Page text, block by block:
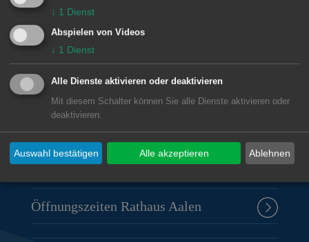
Unsere Anschrift
Rathaus Aalen
Marktplatz 30
73430Aalen
07361 52-0
presseamt@aalen.de
Öffnungszeiten Rathaus Aalen
↓ 1 Dienst
Abspielen von Videos
↓ 1 Dienst
Alle Dienste aktivieren oder deaktivieren
Mit diesem Schalter können Sie alle Dienste aktivieren oder
deaktivieren.
Ablehnen
Auswahl bestätigen Alle akzeptieren